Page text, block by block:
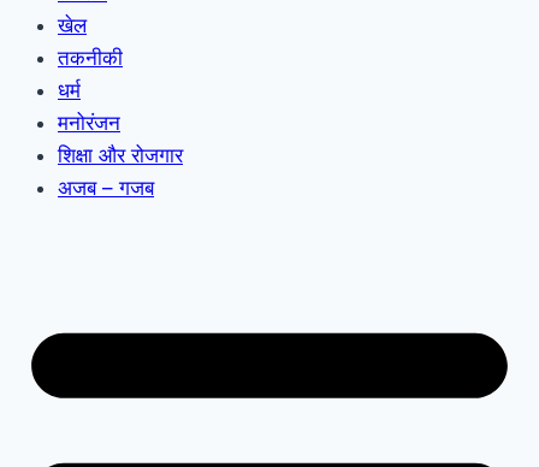
खेल
तकनीकी
धर्म
मनोरंजन
शिक्षा और रोजगार
अजब – गजब